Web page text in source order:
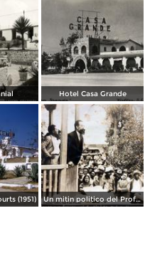
Hotel Casa Grande
(1951) Un mitin politico del Profesor Manrrique Arenga Ciudad Valles, San Luis Potosí.